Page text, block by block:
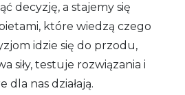
decyzję, a stajemy się
które wiedzą czego
idzie się do przodu,
siły, testuje rozwiązania i
nas działają.